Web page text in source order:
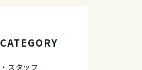
CATEGORY
スタッフ